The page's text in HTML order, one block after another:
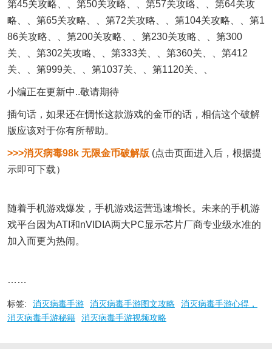
第45关攻略、、第50关攻略、、第57关攻略、、第64关攻
略、、第65关攻略、、第72关攻略、、第104关攻略、、第1
86关攻略、、第200关攻略、、第230关攻略、、第300
关、、第302关攻略、、第333关、、第360关、、第412
关、、第999关、、第1037关、、第1120关、、
小编正在更新中..敬请期待
插句话，如果还在惆怅这款游戏的金币的话，相信这个破解
版应该对于你有所帮助。
>>>消灭病毒98k 无限金币破解版 (点击页面进入后，根据提
示即可下载）
随着手机游戏爆发，手机游戏运营迅速增长。未来的手机游
戏平台因为ATI和nVIDIA两大PC显示芯片厂商专业级水准的
加入而更为热闹。
……
标签: 消灭病毒手游 消灭病毒手游图文攻略
消灭病毒手游心得，
消灭病毒手游秘籍
消灭病毒手游视频攻略